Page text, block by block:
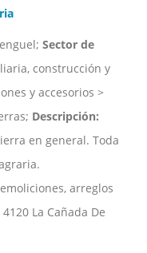
Sector de
construcción y
y accesorios >
Descripción:
en general. Toda
arreglos
La Cañada De